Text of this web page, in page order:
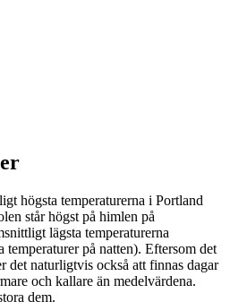
högsta temperaturerna i Portland
står högst på himlen på
lägsta temperaturerna
temperaturer på natten). Eftersom det
det naturligtvis också att finnas dagar
och kallare än medelvärdena.
dem.